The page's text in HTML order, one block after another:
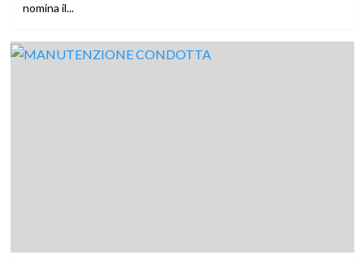
nomina il...